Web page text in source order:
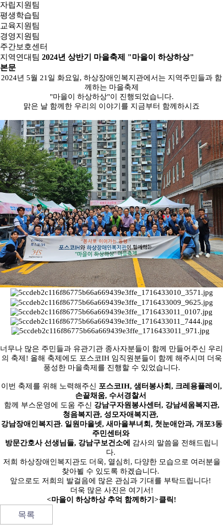
자립지원팀
평생학습팀
교육지원팀
경영지원팀
주간보호센터
지역연대팀 2024년 상반기 마을축제 "마을이 하상하상"
본문
2024년 5월 21일 화요일, 하상장애인복지관에서는 지역주민들과 함
께하는 마을축제
"마을이 하상하상"이 진행되었습니다.
맑은 날 함께한 우리의 이야기를 지금부터 함께하시죠
너무나 많은 주민들과 유관기관 종사자분들이 함께 만들어주신 우리
의 축제! 올해 축제에도 포스코IH 임직원분들이 함께 해주시며 더욱
풍성한 마을축제를 진행할 수 있었습니다.
이번 축제를 위해 노력해주신
포스코IH, 샘터봉사회, 크레용플레이,
손끝채움, 수서경찰서
함께 부스운영에 도움 주신 강남구자원봉사센터, 강남세움복지관,
청음복지관, 성모자애복지관,
강남장애인복지관. 일원마을넷, 새마을부녀회, 첫눈애안과, 개포3동
주민센터와
방문간호사 선생님들, 강남구보건소에
감사의 말씀을 전해드립니
다.
저희 하상장애인복지관도 더욱, 열심히, 다양한 모습으로 여러분을
찾아뵐 수 있도록 하겠습니다.
앞으로도 저희의 발걸음에 많은 관심과 기대를 부탁드립니다!
더욱 많은 사진은 여기서!
<마을이 하상하상 추억 함께하기>클릭!
목록